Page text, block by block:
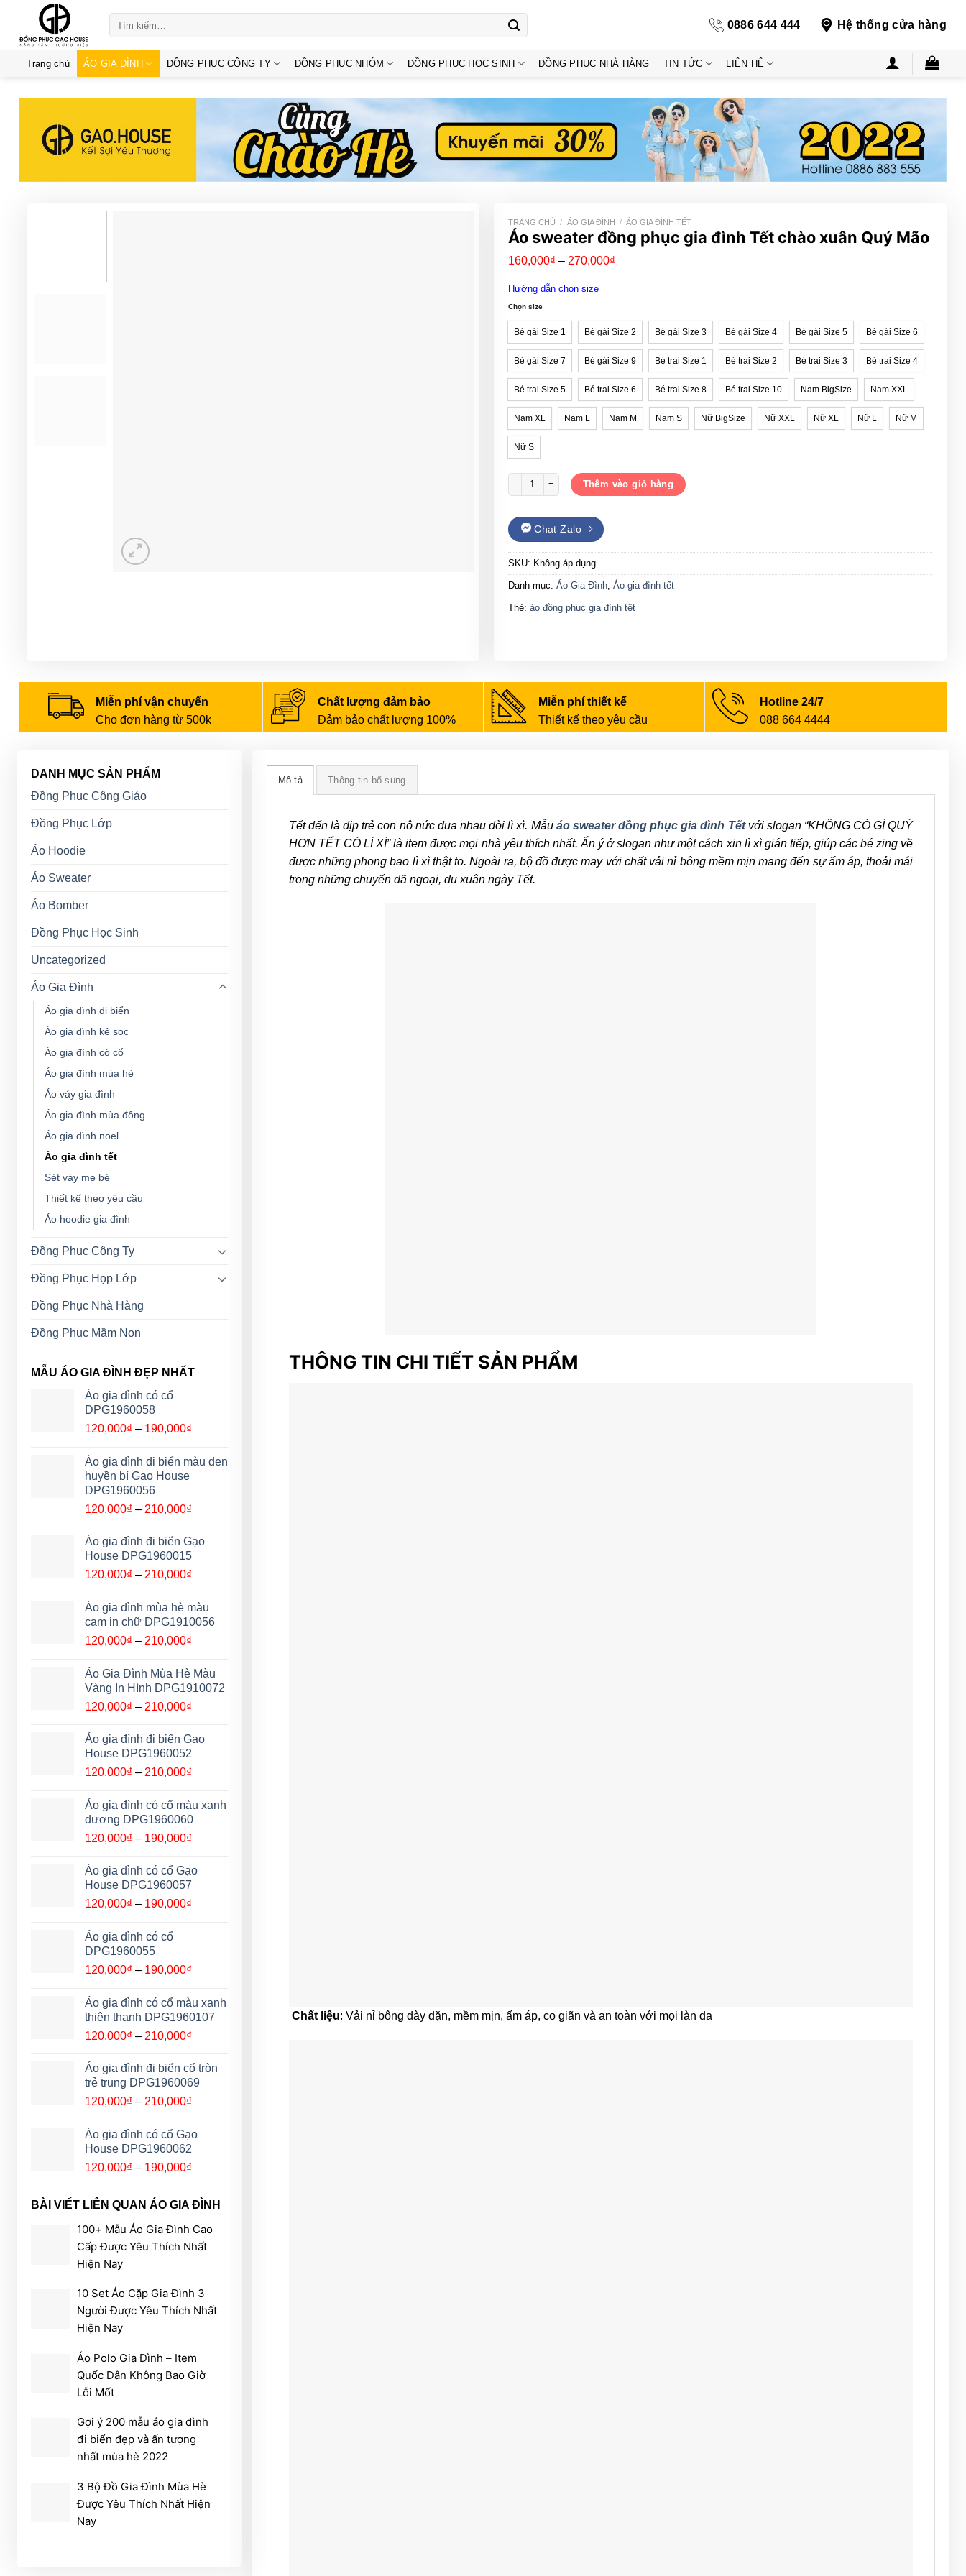
content
0886 644 444 Hệ thống cửa hàng
Trang chủ ÁO GIA ĐÌNH ĐỒNG PHỤC CÔNG TY ĐỒNG PHỤC NHÓM ĐỒNG PHỤC HỌC SINH ĐỒNG PHỤC NHÀ HÀNG TIN TỨC LIÊN HỆ
TRANG CHỦ / ÁO GIA ĐÌNH / ÁO GIA ĐÌNH TẾT
Áo sweater đồng phục gia đình Tết chào xuân Quý Mão
160,000₫ – 270,000₫
Hướng dẫn chọn size
Chọn size
Bé gái Size 1 Bé gái Size 2 Bé gái Size 3 Bé gái Size 4 Bé gái Size 5 Bé gái Size 6
Bé gái Size 7 Bé gái Size 9 Bé trai Size 1 Bé trai Size 2 Bé trai Size 3 Bé trai Size 4
Bé trai Size 5 Bé trai Size 6 Bé trai Size 8 Bé trai Size 10 Nam BigSize Nam XXL
Nam XL Nam L Nam M Nam S Nữ BigSize Nữ XXL Nữ XL Nữ L Nữ M
Nữ S
Áo sweater đồng phục gia đình Tết chào xuân Quý Mão số lượng
Thêm vào giỏ hàng
Chat Zalo
SKU: Không áp dụng
Danh mục: Áo Gia Đình, Áo gia đình tết
Thẻ: áo đồng phục gia đình têt
Miễn phí vận chuyển
Cho đơn hàng từ 500k
Chất lượng đảm bảo
Đảm bảo chất lượng 100%
Miễn phí thiết kế
Thiết kế theo yêu cầu
Hotline 24/7
088 664 4444
DANH MỤC SẢN PHẨM
Đồng Phục Công Giáo
Đồng Phục Lớp
Áo Hoodie
Áo Sweater
Áo Bomber
Đồng Phục Học Sinh
Uncategorized
Áo Gia Đình
Áo gia đình đi biển
Áo gia đình kẻ sọc
Áo gia đình có cổ
Áo gia đình mùa hè
Áo váy gia đình
Áo gia đình mùa đông
Áo gia đình noel
Áo gia đình tết
Sét váy mẹ bé
Thiết kế theo yêu cầu
Áo hoodie gia đình
Đồng Phục Công Ty
Đồng Phục Họp Lớp
Đồng Phục Nhà Hàng
Đồng Phục Mầm Non
MẪU ÁO GIA ĐÌNH ĐẸP NHẤT
Áo gia đình có cổ
DPG1960058
120,000₫ – 190,000₫Khoảng
từ
190,000₫
Áo gia đình đi biển màu đen
huyền bí Gạo House
DPG1960056
120,000₫ – 210,000₫Khoảng
từ
120,000₫
đến
Áo gia đình đi biển Gạo
House DPG1960015
120,000₫ – 210,000₫Khoảng
từ
120,000₫
đến
Áo gia đình mùa hè màu
cam in chữ DPG1910056
120,000₫ – 210,000₫Khoảng
từ
120,000₫
đến
Áo Gia Đình Mùa Hè Màu
Vàng In Hình DPG1910072
120,000₫ – 210,000₫Khoảng
từ
120,000₫
đến
Áo gia đình đi biển Gạo
House DPG1960052
120,000₫ – 210,000₫Khoảng
từ
120,000₫
đến
Áo gia đình có cổ màu xanh
dương DPG1960060
120,000₫ – 190,000₫Khoảng
từ
120,000₫
đến
Áo gia đình có cổ Gạo
House DPG1960057
120,000₫ – 190,000₫Khoảng
đến
Áo gia đình có cổ
DPG1960055
120,000₫ – 190,000₫Khoảng
từ
120,000₫
đến
Áo gia đình có cổ màu xanh
thiên thanh DPG1960107
120,000₫ – 210,000₫Khoảng
từ
120,000₫
đến
Áo gia đình đi biển cổ tròn
trẻ trung DPG1960069
120,000₫ – 210,000₫Khoảng
từ
120,000₫
đến
Áo gia đình có cổ Gạo
House DPG1960062
120,000₫ – 190,000₫Khoảng
từ
120,000₫
đến
190,000₫
BÀI VIẾT LIÊN QUAN ÁO GIA ĐÌNH
100+ Mẫu Áo Gia Đình Cao
Cấp Được Yêu Thích Nhất
Hiện Nay
10 Set Áo Cặp Gia Đình 3
Người Được Yêu Thích Nhất
Hiện Nay
Áo Polo Gia Đình – Item
Quốc Dân Không Bao Giờ
Lỗi Mốt
Gợi ý 200 mẫu áo gia đình
đi biển đẹp và ấn tượng
nhất mùa hè 2022
3 Bộ Đồ Gia Đình Mùa Hè
Được Yêu Thích Nhất Hiện
Nay
Mô tả Thông tin bổ sung
Tết đến là dịp trẻ con nô nức đua nhau đòi lì xì. Mẫuáo sweater đồng phục gia đình Tết với slogan “KHÔNG CÓ GÌ QUÝ
HƠN TẾT CÓ LÌ XÌ” là item được mọi nhà yêu thích nhất. Ẩn ý ở slogan như một cách xin lì xì gián tiếp, giúp các bé zing về
được những phong bao lì xì thật to. Ngoài ra, bộ đồ được may với chất vải nỉ bông mềm mịn mang đến sự ấm áp, thoải mái
trong những chuyến dã ngoại, du xuân ngày Tết.
THÔNG TIN CHI TIẾT SẢN PHẨM
Chất liệu: Vải nỉ bông dày dặn, mềm mịn, ấm áp, co giãn và an toàn với mọi làn da